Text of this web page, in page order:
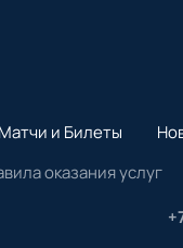
Матчи и Билеты
оказания услуг